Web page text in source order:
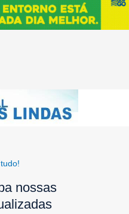
nossas